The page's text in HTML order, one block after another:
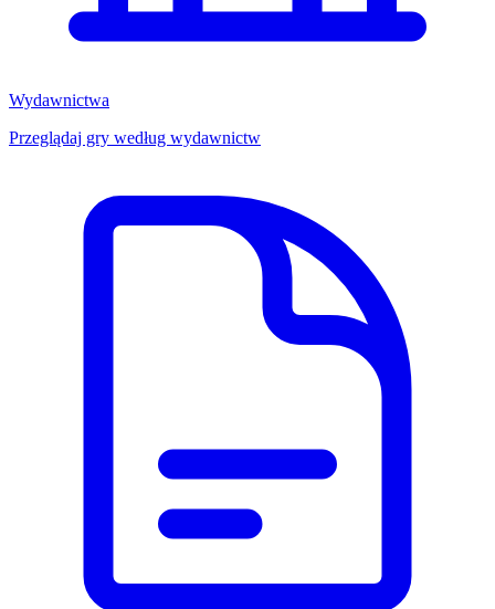
Wydawnictwa
Przeglądaj gry według wydawnictw